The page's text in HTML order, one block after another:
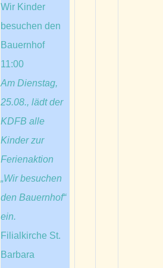
Wir Kinder
besuchen den
Bauernhof
11:00
Am Dienstag,
25.08., lädt der
KDFB alle
Kinder zur
Ferienaktion
„Wir besuchen
den Bauernhof“
ein.
Filialkirche St.
Barbara